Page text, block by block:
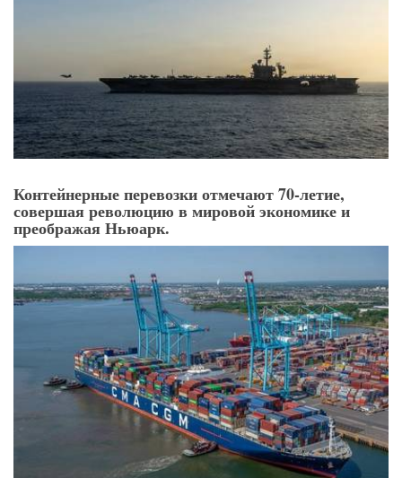
Контейнерные перевозки отмечают 70-летие,
совершая революцию в мировой экономике и
преображая Ньюарк.